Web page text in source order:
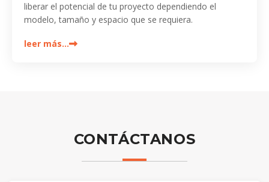
liberar el potencial de tu proyecto dependiendo el
modelo, tamaño y espacio que se requiera.
leer más…
CONTÁCTANOS